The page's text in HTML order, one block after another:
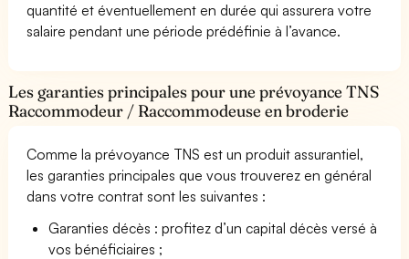
quantité et éventuellement en durée qui assurera votre
salaire pendant une période prédéfinie à l’avance.
Les garanties principales pour une prévoyance TNS
Raccommodeur / Raccommodeuse en broderie
Comme la prévoyance TNS est un produit assurantiel,
les garanties principales que vous trouverez en général
dans votre contrat sont les suivantes :
Garanties décès : profitez d’un capital décès versé à
vos bénéficiaires ;